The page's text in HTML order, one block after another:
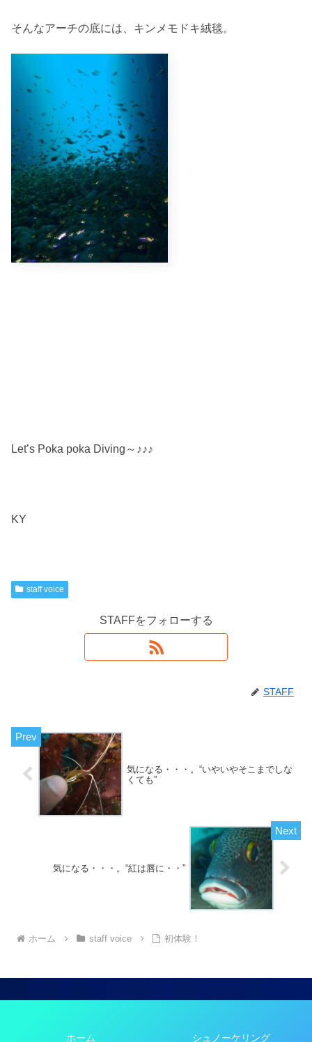
そんなアーチの底には、キンメモドキ絨毯。
Let’s Poka poka Diving～♪♪♪
KY
staff voice
STAFFをフォローする
STAFF
気になる・・・。“いやいやそこまでしな
くても”
気になる・・・。“紅は唇に・・”
ホーム staff voice 初体験！
ホーム シュノーケリング